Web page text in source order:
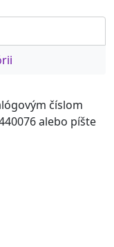
číslom
alebo píšte